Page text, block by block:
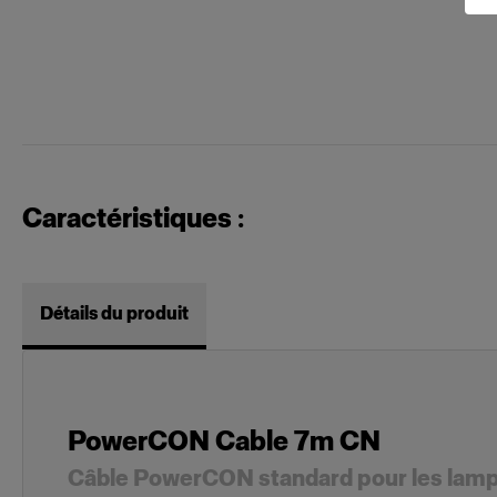
Caractéristiques :
Détails du produit
PowerCON Cable 7m CN
Câble PowerCON standard pour les